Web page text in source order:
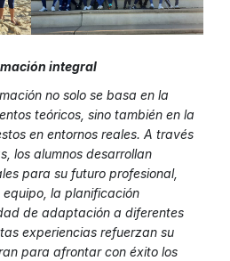
integral
no solo se basa en la
teóricos, sino también en la
en entornos reales. A través
los alumnos desarrollan
para su futuro profesional,
la planificación
de adaptación a diferentes
experiencias refuerzan su
para afrontar con éxito los